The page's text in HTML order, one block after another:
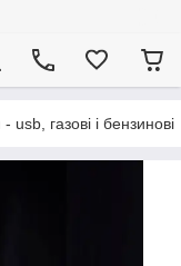
usb, газові і бензинові